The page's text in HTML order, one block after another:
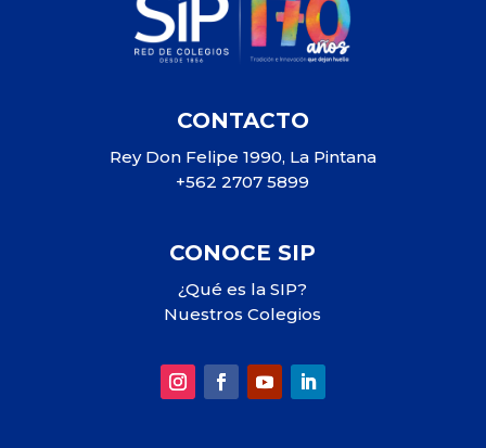
CONTACTO
Rey Don Felipe 1990, La Pintana
+562 2707 5899
CONOCE SIP
¿Qué es la SIP?
Nuestros Colegios